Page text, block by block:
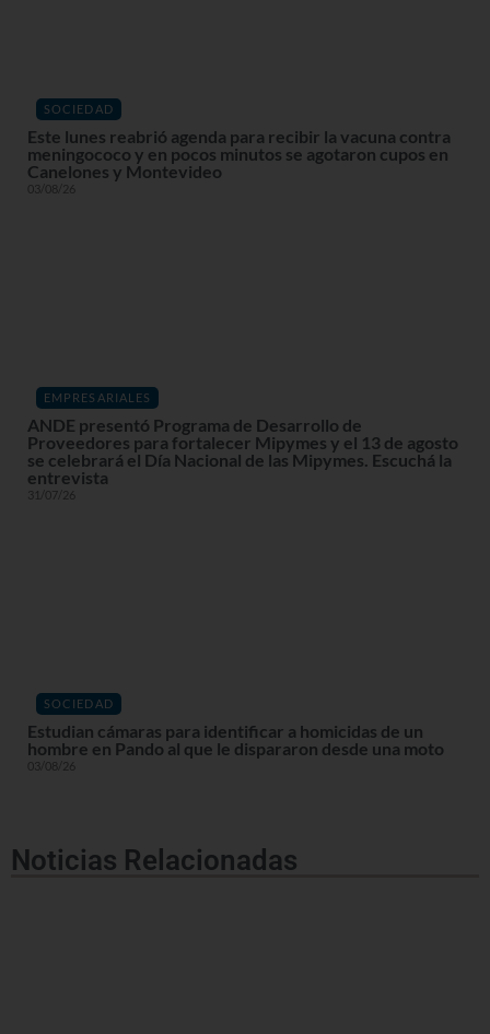
SOCIEDAD
Este lunes reabrió agenda para recibir la vacuna contra
meningococo y en pocos minutos se agotaron cupos en
Canelones y Montevideo
03/08/26
EMPRESARIALES
ANDE presentó Programa de Desarrollo de
Proveedores para fortalecer Mipymes y el 13 de agosto
se celebrará el Día Nacional de las Mipymes. Escuchá la
entrevista
31/07/26
SOCIEDAD
Estudian cámaras para identificar a homicidas de un
hombre en Pando al que le dispararon desde una moto
03/08/26
Noticias Relacionadas